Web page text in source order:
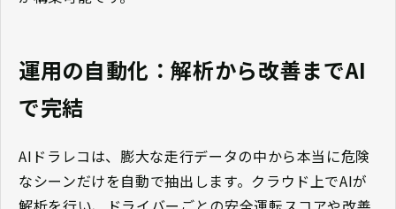
運用の自動化：解析から改善までAI
で完結
AIドラレコは、膨大な走行データの中から本当に危険
なシーンだけを自動で抽出します。クラウド上でAIが